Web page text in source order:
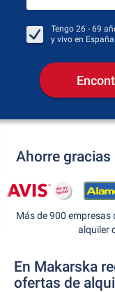
Tengo 26 - 69
y vivo en España
Ahorre
Más de 900 empresas
alquiler
En Makarska
ofertas de